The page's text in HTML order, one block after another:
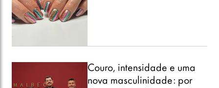
Couro, intensidade e uma
nova masculinidade: por